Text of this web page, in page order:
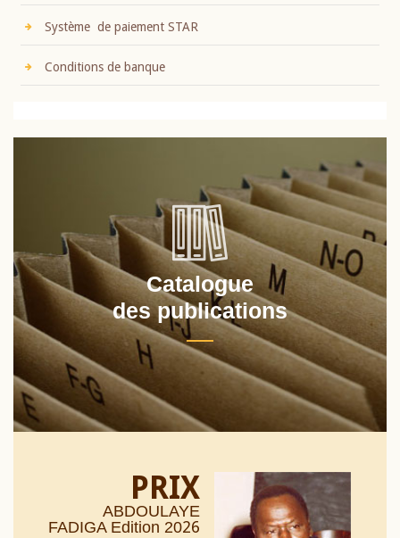
Système de paiement STAR
Conditions de banque
Catalogue
des publications
PRIX
ABDOULAYE
FADIGA Edition 2026